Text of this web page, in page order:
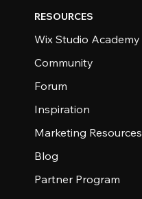
RESOURCES
Wix Studio Academy
Community
Forum
Inspiration
Marketing Resources
Blog
Partner Program